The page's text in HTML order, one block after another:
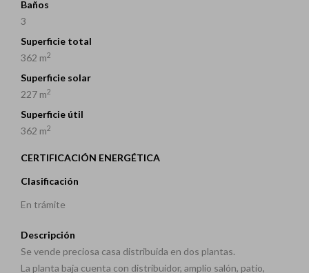
Baños
3
Superficie total
362 m2
Superficie solar
227 m2
Superficie útil
362 m2
CERTIFICACIÓN ENERGÉTICA
Clasificación
En trámite
Descripción
Se vende preciosa casa distribuida en dos plantas.
La planta baja cuenta con distribuidor, amplio salón, patio,